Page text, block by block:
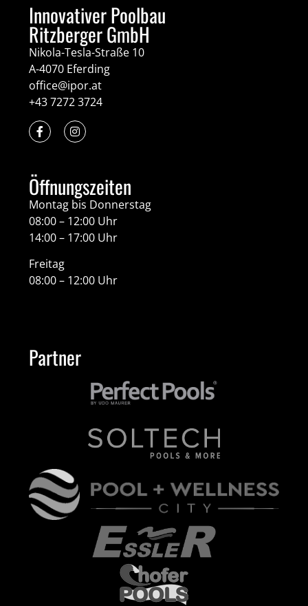
Innovativer Poolbau
Ritzberger GmbH
Nikola-Tesla-Straße 10
A-4070 Eferding
office@ipor.at
+43 7272 3724
Öffnungszeiten
Montag bis Donnerstag
08:00 – 12:00 Uhr
14:00 – 17:00 Uhr
Freitag
08:00 – 12:00 Uhr
Partner